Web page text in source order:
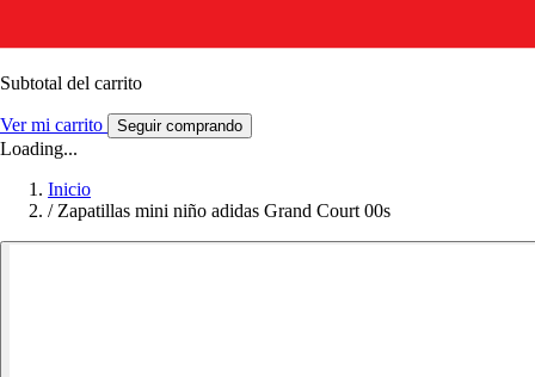
Subtotal del carrito
Ver mi carrito Seguir comprando
Loading...
Inicio
/ Zapatillas mini niño adidas Grand Court 00s